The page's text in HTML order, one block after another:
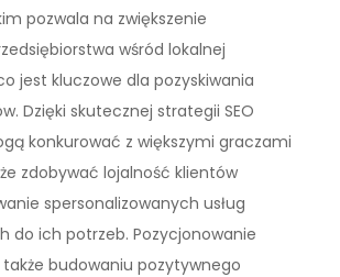
pozwala na zwiększenie
wśród lokalnej
jest kluczowe dla pozyskiwania
Dzięki skutecznej strategii SEO
konkurować z większymi graczami
zdobywać lojalność klientów
spersonalizowanych usług
do ich potrzeb. Pozycjonowanie
także budowaniu pozytywnego